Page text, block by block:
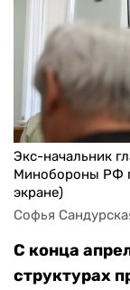
Экс-начальник
Минобороны РФ
экране)
Софья
С конца
структурах